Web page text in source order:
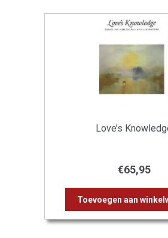
Love’s
€65,95
Toevoegen aan